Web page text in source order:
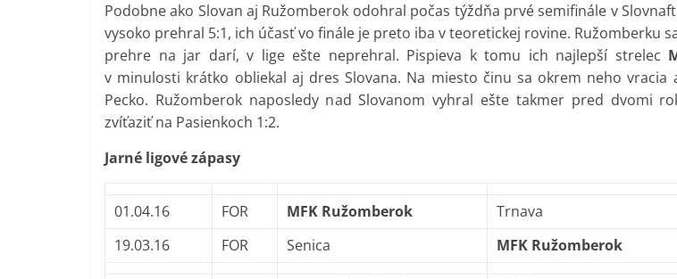
Podobne ako Slovan aj Ružomberok odohral počas týždňa prvé semifinále v
vysoko prehral 5:1, ich účasť vo finále je preto iba v teoretickej rovine. Ružomberku
prehre na jar darí, v lige ešte neprehral. Pispieva k tomu ich najlepší strelec
v minulosti krátko obliekal aj dres Slovana. Na miesto činu sa okrem neho vracia
Pecko. Ružomberok naposledy nad Slovanom vyhral ešte takmer pred dvomi
zvíťaziť na Pasienkoch 1:2.
Jarné ligové zápasy
01.04.16 FOR MFK Ružomberok Trnava
19.03.16
FOR Senica MFK Ružomberok